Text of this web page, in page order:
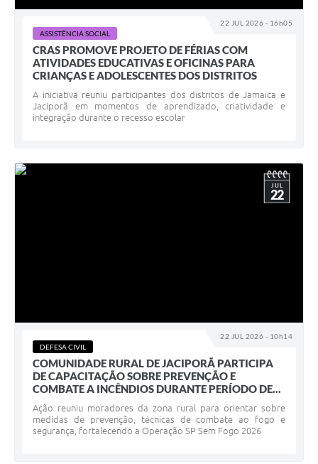
22 JUL 2026 - 16h05
ASSISTÊNCIA SOCIAL
CRAS PROMOVE PROJETO DE FÉRIAS COM
ATIVIDADES EDUCATIVAS E OFICINAS PARA
CRIANÇAS E ADOLESCENTES DOS DISTRITOS
A iniciativa reuniu participantes dos distritos de Jamaica e
Jaciporã em momentos de aprendizado, criatividade e
integração durante o recesso escolar
22 JUL 2026 - 10h14
JUL
22
DEFESA CIVIL
COMUNIDADE RURAL DE JACIPORÃ PARTICIPA
DE CAPACITAÇÃO SOBRE PREVENÇÃO E
COMBATE A INCÊNDIOS DURANTE PERÍODO DE...
Ação reuniu moradores da zona rural para orientar sobre
medidas de prevenção, técnicas de combate ao fogo e
segurança, fortalecendo a Operação SP Sem Fogo 2026